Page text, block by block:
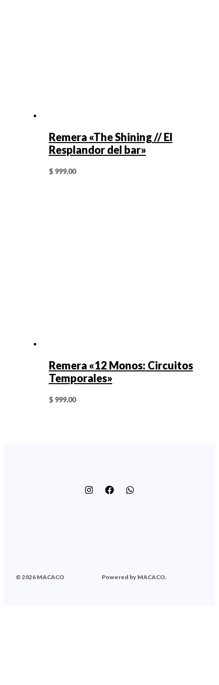
Remera «The Shining // El
Resplandor del bar»
$999,00
Remera «12 Monos: Circuitos
Temporales»
$999,00
© 2026 MACACO Powered by MACACO.